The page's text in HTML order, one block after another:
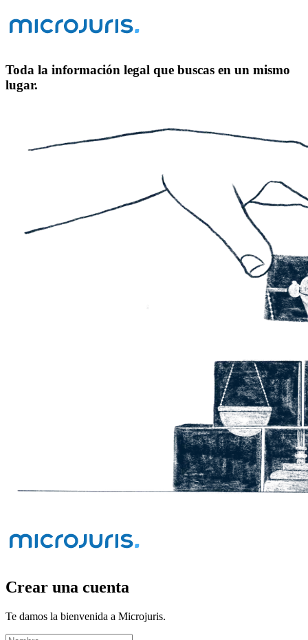
Toda la información legal que buscas en un mismo
lugar.
Crear una cuenta
Te damos la bienvenida a Microjuris.